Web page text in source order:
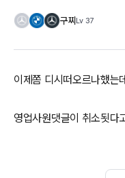
구찌Lv 37
이제쫌 디시떠오르나했는
영업사원댓글이 취소됫다